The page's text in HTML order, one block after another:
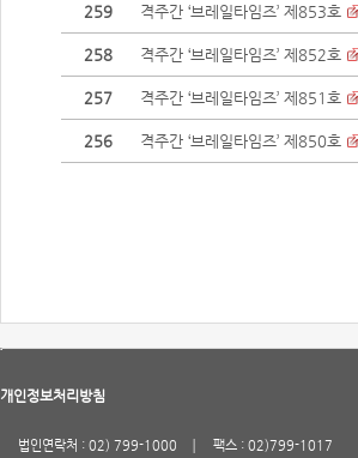
259 격주간 ‘브레일타임즈’ 제853호
258 격주간 ‘브레일타임즈’ 제852호
257 격주간 ‘브레일타임즈’ 제851호
256 격주간 ‘브레일타임즈’ 제850호
개인정보처리방침
법인연락처 : 02) 799-1000
팩스 : 02)799-1017